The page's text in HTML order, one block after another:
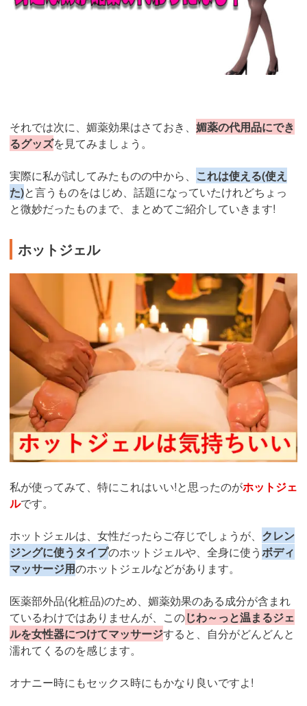
それでは次に、媚薬効果はさておき、 媚薬の代用品にでき
るグッズを見てみましょう。
実際に私が試してみたものの中から、 これは使える(使え
た)と言うものをはじめ、話題になっていたけれどちょっ
と微妙だったものまで、まとめてご紹介していきます!
ホットジェル
私が使ってみて、特にこれはいい!と思ったのがホットジェ
ルです。
ホットジェルは、女性だったらご存じでしょうが、 クレン
ジングに使うタイプのホットジェルや、全身に使うボディ
マッサージ用のホットジェルなどがあります。
医薬部外品(化粧品)のため、媚薬効果のある成分が含まれ
ているわけではありませんが、このじわ～っと温まるジェ
ルを女性器につけてマッサージすると、自分がどんどんと
濡れてくるのを感じます。
オナニー時にもセックス時にもかなり良いですよ!